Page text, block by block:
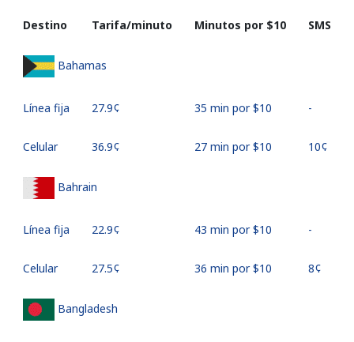
Destino Tarifa/minuto Minutos por ⁦$10⁩ SMS
Bahamas
Línea fija ⁦27.9¢⁩ 35 min por ⁦$10⁩ -
Celular ⁦36.9¢⁩ 27 min por ⁦$10⁩ ⁦10¢⁩
Bahrain
Línea fija ⁦22.9¢⁩ 43 min por ⁦$10⁩ -
Celular ⁦27.5¢⁩ 36 min por ⁦$10⁩ ⁦8¢⁩
Bangladesh